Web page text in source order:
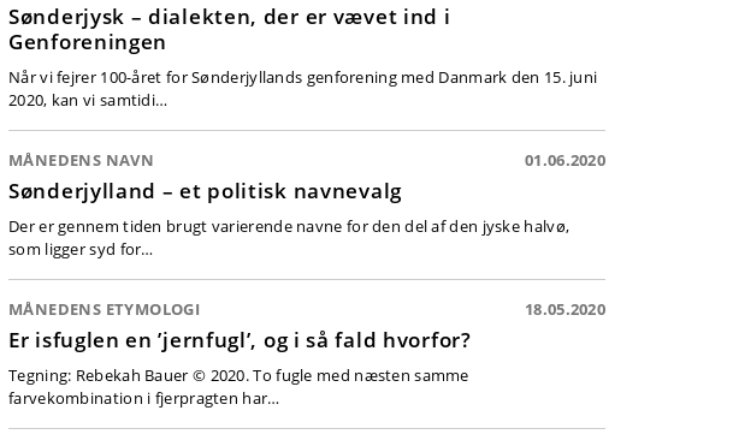
Sønderjysk – dialekten, der er vævet ind i
Genforeningen
Når vi fejrer 100-året for Sønderjyllands genforening med Danmark den 15. juni
2020, kan vi samtidi…
MÅNEDENS NAVN 01.06.2020
Sønderjylland – et politisk navnevalg
Der er gennem tiden brugt varierende navne for den del af den jyske halvø,
som ligger syd for…
MÅNEDENS ETYMOLOGI 18.05.2020
Er isfuglen en ’jernfugl’, og i så fald hvorfor?
Tegning: Rebekah Bauer © 2020. To fugle med næsten samme
farvekombination i fjerpragten har…